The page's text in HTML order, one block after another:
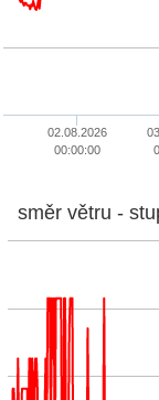
02.08.2026
00:00:00
směr větru -